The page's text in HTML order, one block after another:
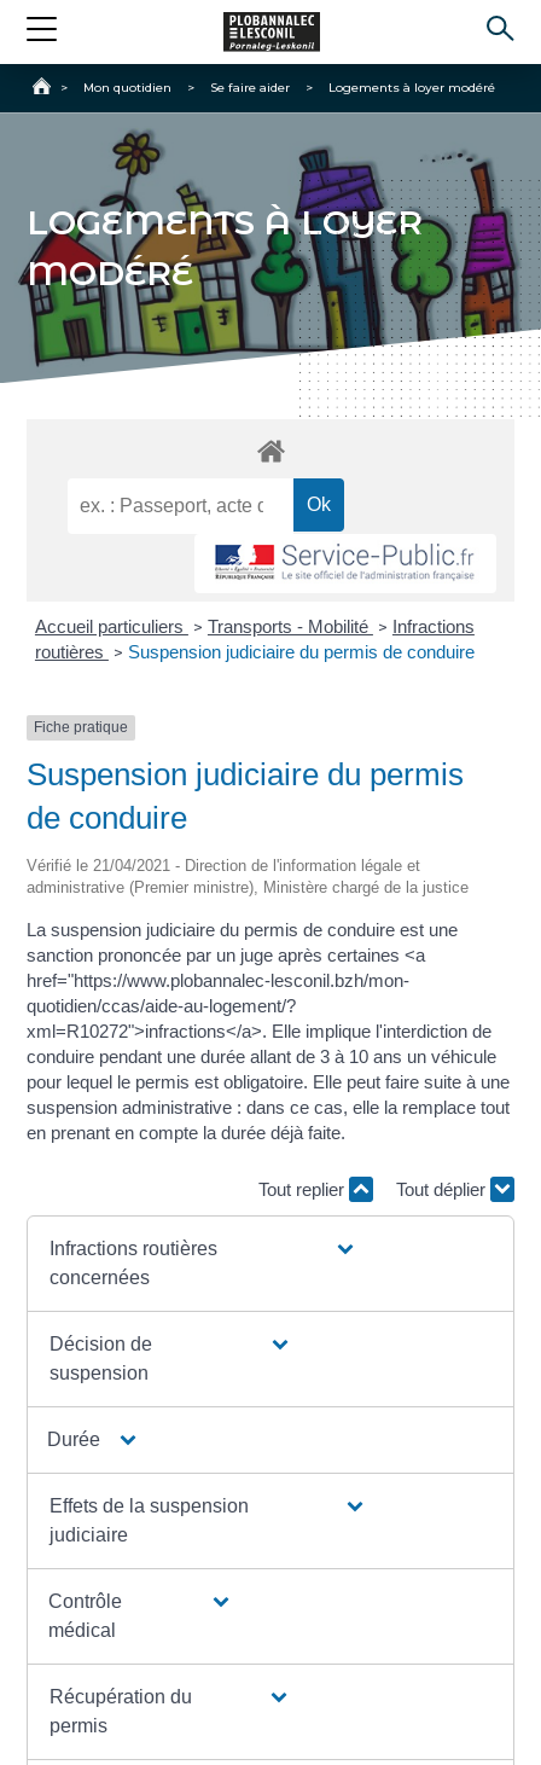
Accueil
> Mon quotidien > Se faire aider > Logements à loyer modéré
LOGEMENTS À LOYER
MODÉRÉ
Accueil particuliers > Transports - Mobilité > Infractions
routières
> Suspension judiciaire du permis de conduire
Fiche pratique
Suspension judiciaire du permis
de conduire
Vérifié le 21/04/2021 - Direction de l'information légale et
administrative (Premier ministre), Ministère chargé de la justice
La suspension judiciaire du permis de conduire est une
sanction prononcée par un juge après certaines <a
href="https://www.plobannalec-lesconil.bzh/mon-
quotidien/ccas/aide-au-logement/?
xml=R10272">infractions</a>. Elle implique l'interdiction de
conduire pendant une durée allant de 3 à 10 ans un véhicule
pour lequel le permis est obligatoire. Elle peut faire suite à une
suspension administrative : dans ce cas, elle la remplace tout
en prenant en compte la durée déjà faite.
Tout replier Tout déplier
Infractions routières
concernées
Décision de
suspension
Durée
Effets de la suspension
judiciaire
Contrôle
médical
Récupération du
permis